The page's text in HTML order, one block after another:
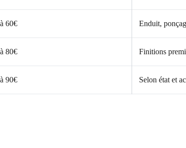
60€ Enduit,
80€ Finitions
90€ Selon état et